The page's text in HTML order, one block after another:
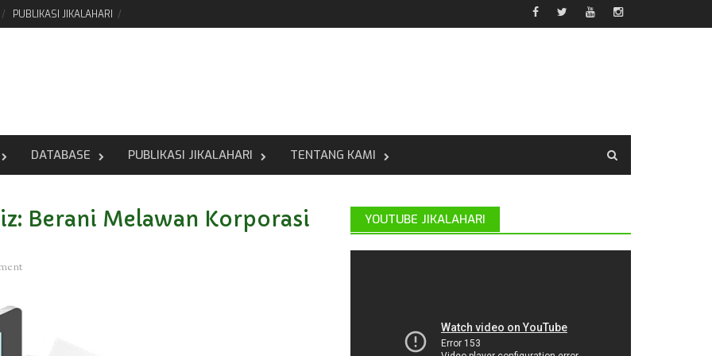
PUBLIKASI JIKALAHARI
DATABASE PUBLIKASI JIKALAHARI TENTANG KAMI
Berani Melawan Korporasi
YOUTUBE JIKALAHARI